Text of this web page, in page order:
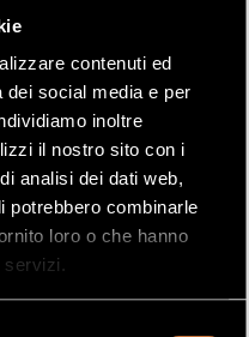
contenuti ed
dei social media e per
inoltre
il nostro sito con i
analisi dei dati web,
potrebbero combinarle
loro o che hanno
servizi.
Per pagina